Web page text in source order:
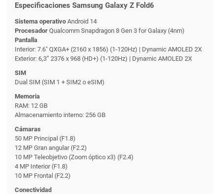
Especificaciones Samsung Galaxy Z Fold6
Sistema operativo Android 14
Procesador Qualcomm Snapdragon 8 Gen 3 for Galaxy (4nm)
Pantalla
Interior: 7.6" QXGA+ (2160 x 1856) (1-120Hz) | Dynamic AMOLED 2X
Exterior: 6,3” 2376 x 968 (HD+) (1-120Hz) | Dynamic AMOLED 2X
SIM
Dual SIM (SIM 1 + SIM2 o eSIM)
Memoria
RAM: 12 GB
Almacenamiento interno: 256 GB
Cámaras
50 MP Principal (F1.8)
12 MP Gran angular (F2.2)
10 MP Teleobjetivo (Zoom óptico x3) (F2.4)
4 MP Interior (F1.8)
10 MP Frontal (F2.2)
Conectividad